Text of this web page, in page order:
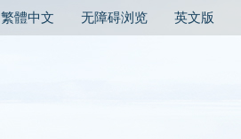
繁體中文 无障碍浏览 英文版